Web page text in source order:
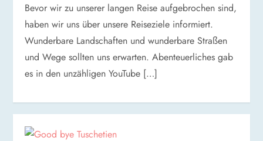
Bevor wir zu unserer langen Reise aufgebrochen sind,
haben wir uns über unsere Reiseziele informiert.
Wunderbare Landschaften und wunderbare Straßen
und Wege sollten uns erwarten. Abenteuerliches gab
es in den unzähligen YouTube […]